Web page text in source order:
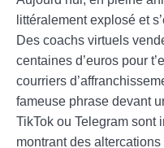
littéralement explosé et
Des coachs virtuels
centaines d’euros pour
courriers
fameuse phrase devant
TikTok ou Telegram sont
montrant des